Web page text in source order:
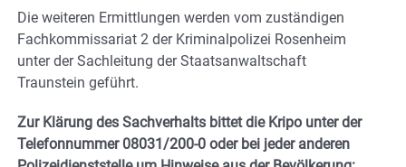
Die weiteren Ermittlungen werden vom zuständigen
Fachkommissariat 2 der Kriminalpolizei Rosenheim
unter der Sachleitung der Staatsanwaltschaft
Traunstein geführt.
Zur Klärung des Sachverhalts bittet die Kripo unter der
Telefonnummer 08031/200-0 oder bei jeder anderen